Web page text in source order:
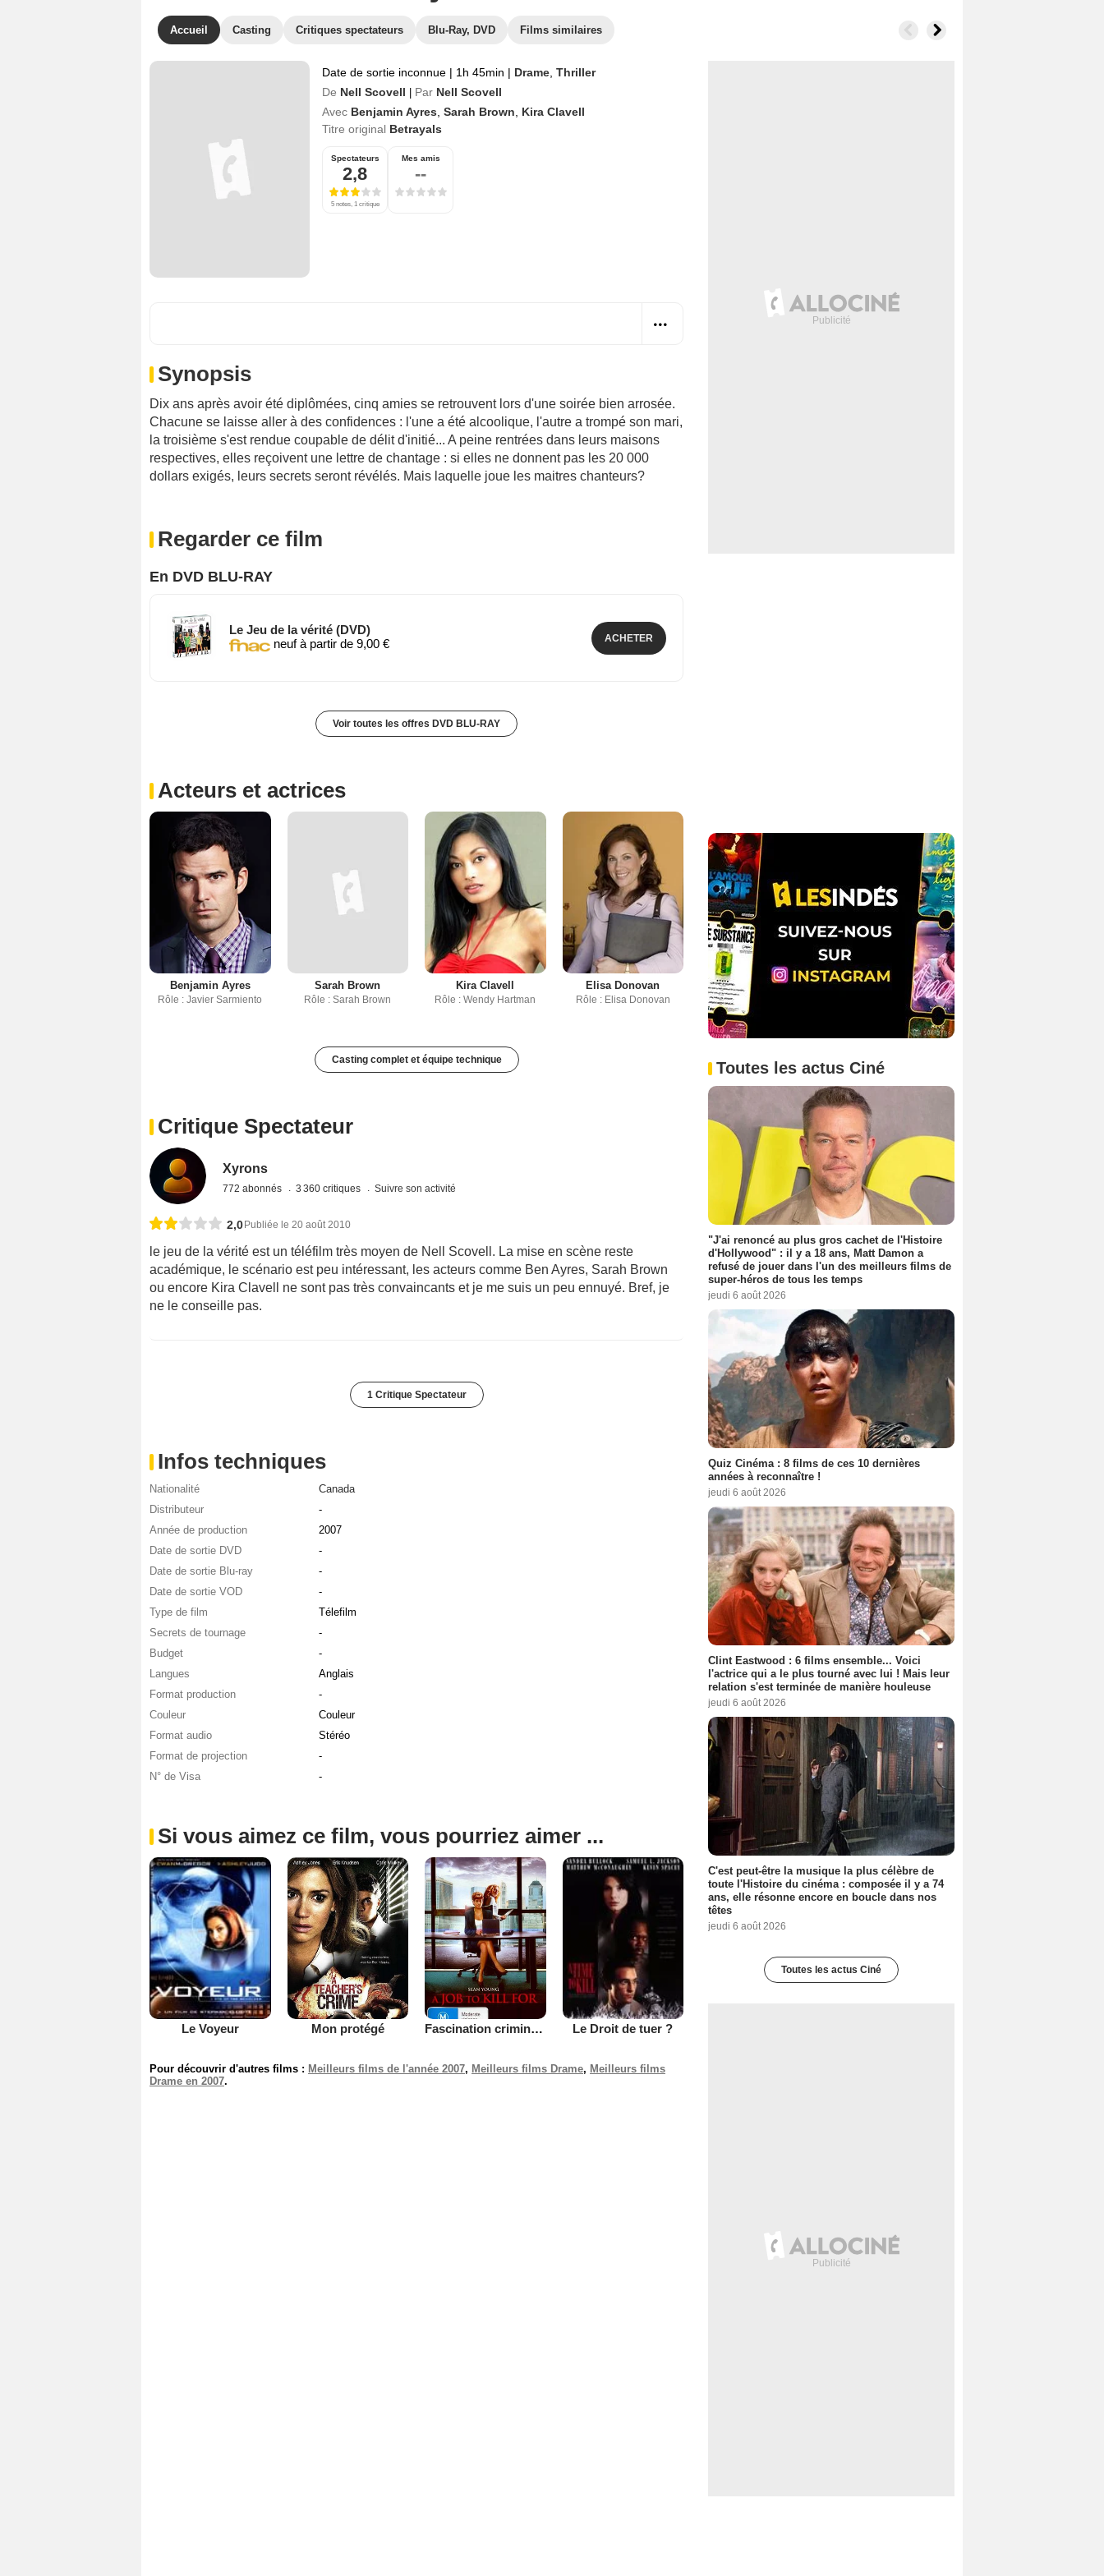
Accueil Casting Critiques spectateurs Blu-Ray, DVD Films similaires
Date de sortie inconnue | 1h 45min | Drame Thriller
De Nell Scovell Par Nell Scovell
Avec Benjamin Ayres Sarah Brown
Kira Clavell
Titre original Betrayals
Spectateurs
2,8
5 notes, 1 critique
Mes amis
--
Synopsis
Dix ans après avoir été diplômées, cinq amies se retrouvent lors d'une soirée bien arrosée.
Chacune se laisse aller à des confidences : l'une a été alcoolique, l'autre a trompé son mari,
la troisième s'est rendue coupable de délit d'initié... A peine rentrées dans leurs maisons
respectives, elles reçoivent une lettre de chantage : si elles ne donnent pas les 20 000
dollars exigés, leurs secrets seront révélés. Mais laquelle joue les maitres chanteurs?
Regarder ce film
En DVD BLU-RAY
Le Jeu de la vérité (DVD)
neuf à partir de 9,00 €
ACHETER
Voir toutes les offres DVD BLU-RAY
Acteurs et actrices
Benjamin Ayres
Rôle : Javier Sarmiento
Sarah Brown
Rôle : Sarah Brown
Kira Clavell
Rôle : Wendy Hartman
Elisa Donovan
Rôle : Elisa Donovan
Casting complet et équipe technique
Critique Spectateur
Xyrons
772 abonnés 3 360 critiques Suivre son activité
2,0 Publiée le 20 août 2010
le jeu de la vérité est un téléfilm très moyen de Nell Scovell. La mise en scène reste
académique, le scénario est peu intéressant, les acteurs comme Ben Ayres, Sarah Brown
ou encore Kira Clavell ne sont pas très convaincants et je me suis un peu ennuyé. Bref, je
ne le conseille pas.
1 Critique Spectateur
Infos techniques
Nationalité
Canada
Distributeur
-
Année de production
2007
Date de sortie DVD
-
Date de sortie Blu-ray
-
Date de sortie VOD
-
Type de film
Télefilm
Secrets de tournage
-
Budget
-
Langues
Anglais
Format production
-
Couleur
Couleur
Format audio
Stéréo
Format de projection
-
N° de Visa
-
Si vous aimez ce film, vous pourriez aimer ...
Le Voyeur Mon protégé Fascination criminelle Le Droit de tuer ?
Pour découvrir d'autres films : Meilleurs films de l'année 2007, Meilleurs films Drame, Meilleurs films
Drame en 2007.
Toutes les actus Ciné
"J'ai renoncé au plus gros cachet de l'Histoire
d'Hollywood" : il y a 18 ans, Matt Damon a
refusé de jouer dans l'un des meilleurs films de
super-héros de tous les temps
jeudi 6 août 2026
Quiz Cinéma : 8 films de ces 10 dernières
années à reconnaître !
jeudi 6 août 2026
Clint Eastwood : 6 films ensemble... Voici
l'actrice qui a le plus tourné avec lui ! Mais leur
relation s'est terminée de manière houleuse
jeudi 6 août 2026
C'est peut-être la musique la plus célèbre de
toute l'Histoire du cinéma : composée il y a 74
ans, elle résonne encore en boucle dans nos
têtes
jeudi 6 août 2026
Toutes les actus Ciné